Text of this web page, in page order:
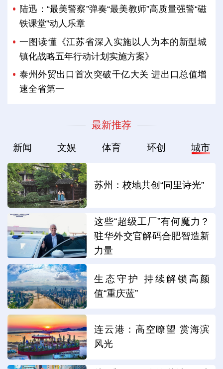
陆迅：“最美警察”弹奏“最美教师”高质量强警“磁
铁课堂”动人乐章
一图读懂《江苏省深入实施以人为本的新型城
镇化战略五年行动计划实施方案》
泰州外贸出口首次突破千亿大关 进出口总值增
速全省第一
最新推荐
新闻 文娱 体育 环创 城市
苏州：校地共创“同里诗光”
这些“超级工厂”有何魔力？
驻华外交官解码合肥智造新
力量
生态守护 持续解锁高颜
值“重庆蓝”
连云港：高空瞭望 赏海滨
风光